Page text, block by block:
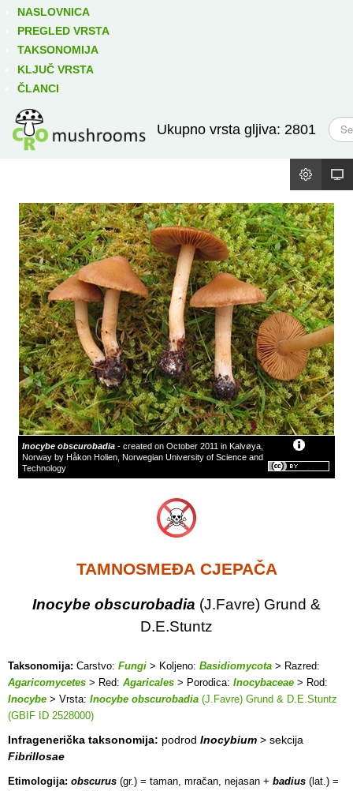
NASLOVNICA
PREGLED VRSTA
TAKSONOMIJA
KLJUČ VRSTA
ČLANCI
Ukupno vrsta gljiva: 2801
T
r
ž
Inocybe obscurobadia - created on October 2011 in Kalvøya,
Norway by Håkon Holien, Norwegian University of Science and
Technology
TAMNOSMEĐA CJEPAČA
Inocybe obscurobadia (J.Favre) Grund &
D.E.Stuntz
Taksonomija: Carstvo: Fungi > Koljeno: Basidiomycota > Razred:
Agaricomycetes > Red: Agaricales > Porodica: Inocybaceae > Rod:
Inocybe > Vrsta: Inocybe obscurobadia (J.Favre) Grund & D.E.Stuntz
(GBIF ID 2528000)
Infragenerička taksonomija: podrod Inocybium > sekcija
Fibrillosae
Etimologija: obscurus (gr.) = taman, mračan, nejasan + badius (lat.) =
Izravno podređene niže takse: